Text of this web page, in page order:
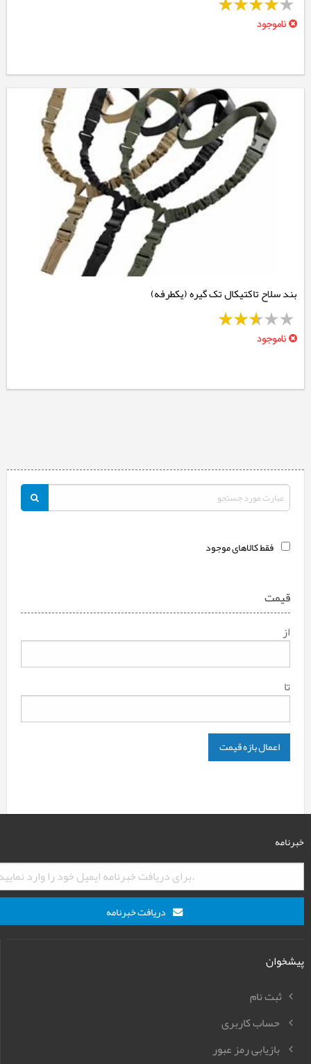
ناموجود
بند سلاح تاکتیکال تک گیره (یکطرفه)
ناموجود
فقط کالاهای موجود
قیمت
از
تا
اعمال بازه قیمت
خبرنامه
دریافت خبرنامه
پیشخوان
ثبت نام
حساب کاربری
بازیابی رمز عبور